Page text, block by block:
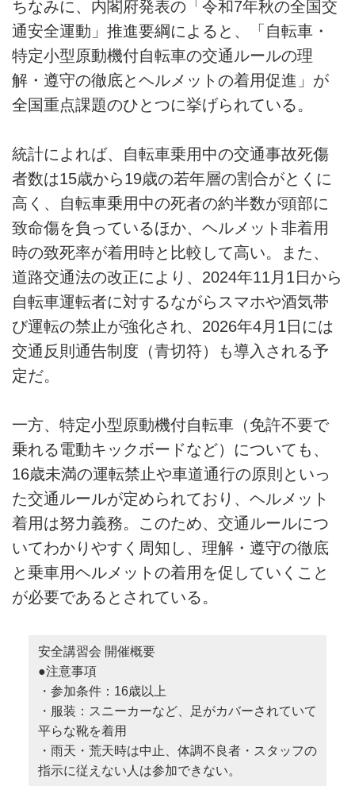
ちなみに、内閣府発表の「令和7年秋の全国交
通安全運動」推進要綱によると、「自転車・
特定小型原動機付自転車の交通ルールの理
解・遵守の徹底とヘルメットの着用促進」が
全国重点課題のひとつに挙げられている。
統計によれば、自転車乗用中の交通事故死傷
者数は15歳から19歳の若年層の割合がとくに
高く、自転車乗用中の死者の約半数が頭部に
致命傷を負っているほか、ヘルメット非着用
時の致死率が着用時と比較して高い。また、
道路交通法の改正により、2024年11月1日から
自転車運転者に対するながらスマホや酒気帯
び運転の禁止が強化され、2026年4月1日には
交通反則通告制度（青切符）も導入される予
定だ。
一方、特定小型原動機付自転車（免許不要で
乗れる電動キックボードなど）についても、
16歳未満の運転禁止や車道通行の原則といっ
た交通ルールが定められており、ヘルメット
着用は努力義務。このため、交通ルールにつ
いてわかりやすく周知し、理解・遵守の徹底
と乗車用ヘルメットの着用を促していくこと
が必要であるとされている。
安全講習会 開催概要
●注意事項
・参加条件：16歳以上
・服装：スニーカーなど、足がカバーされていて
平らな靴を着用
・雨天・荒天時は中止、体調不良者・スタッフの
指示に従えない人は参加できない。